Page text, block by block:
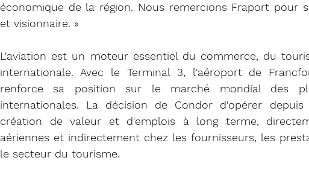
économique de la région. Nous remercions Fraport pour
et visionnaire. »
L'aviation est un moteur essentiel du commerce, du
internationale. Avec le Terminal 3, l'aéroport de
renforce sa position sur le marché mondial des
internationales. La décision de Condor d'opérer
création de valeur et d'emplois à long terme,
aériennes et indirectement chez les fournisseurs, les
le secteur du tourisme.